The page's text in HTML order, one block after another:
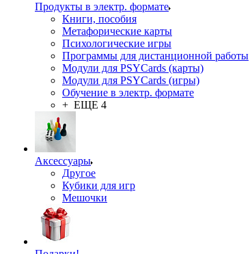
Продукты в электр. формате
Книги, пособия
Метафорические карты
Психологические игры
Программы для дистанционной работы
Модули для PSYCards (карты)
Модули для PSYCards (игры)
Обучение в электр. формате
+ ЕЩЕ 4
Аксессуары
Другое
Кубики для игр
Мешочки